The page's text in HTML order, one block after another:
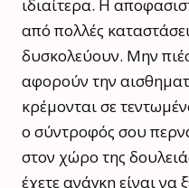
ιδιαίτερα. Η
από πολλές
δυσκολεύουν. Μην
αφορούν την
κρέμονται σε
ο σύντροφός σου
στον χώρο της
έχετε ανάγκη είναι να